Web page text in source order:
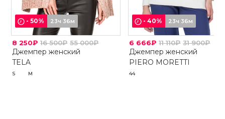
-50% 23ч 36м
8 250₽ 16 500₽ 55 000₽
Джемпер женский
TELA
S M
-40% 23ч 36м
6 666₽ 11 110₽ 31 900₽
Джемпер женский
PIERO MORETTI
44